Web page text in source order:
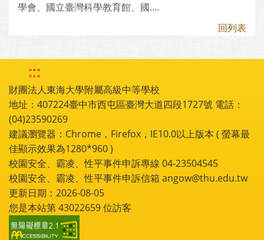
學會、國立臺灣科學教育館、國....
回列表
:::
財團法人東海大學附屬高級中等學校
地址：407224臺中市西屯區臺灣大道四段1727號 電話：
(04)23590269
建議瀏覽器：Chrome，Firefox，IE10.0以上版本 ( 螢幕最
佳顯示效果為1280*960 )
校園安全、霸凌、性平事件申訴專線 04-23504545
校園安全、霸凌、性平事件申訴信箱 angow@thu.edu.tw
更新日期：2026-08-05
您是本站第43022659位訪客